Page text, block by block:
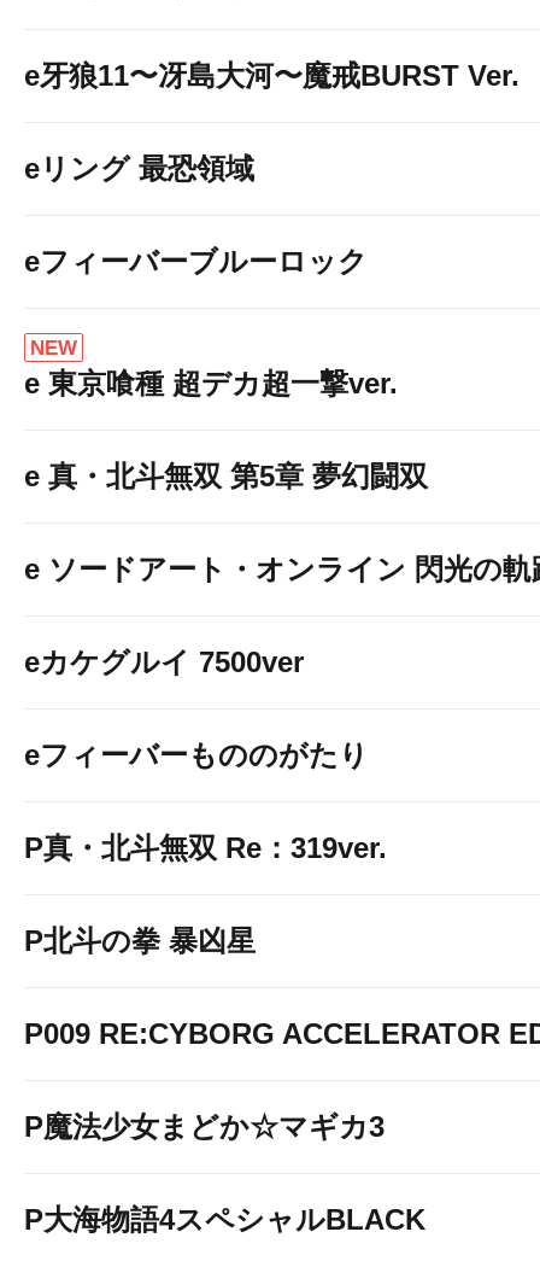
ジャグラーシリ
好評稼働中....
e牙狼11〜冴島大河〜魔戒BURST Ver.
eリング 最恐領域
eフィーバーブルーロック
NEW
e 東京喰種 超デカ超一撃ver.
e 真・北斗無双 第5章 夢幻闘双
e ソードアート・オンライン 閃光の軌
eカケグルイ 7500ver
eフィーバーもののがたり
P真・北斗無双 Re：319ver.
P北斗の拳 暴凶星
P009 RE:CYBORG ACCELERATOR
P魔法少女まどか☆マギカ3
P大海物語4スペシャルBLACK